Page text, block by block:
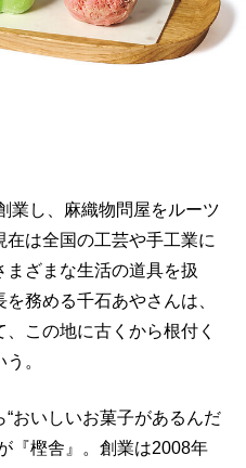
業し、麻織物問屋をルーツ
は全国の工芸や手工業に
ざまな生活の道具を扱
務める千石あやさんは、
この地に古くから根付く
。
“おいしいお菓子があるんだ
『樫舎』。創業は2008年